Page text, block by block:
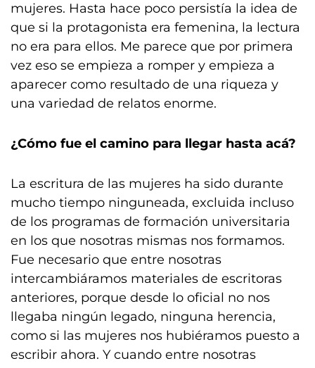
mujeres. Hasta hace poco persistía la idea de
que si la protagonista era femenina, la lectura
no era para ellos. Me parece que por primera
vez eso se empieza a romper y empieza a
aparecer como resultado de una riqueza y
una variedad de relatos enorme.
¿Cómo fue el camino para llegar hasta acá?
La escritura de las mujeres ha sido durante
mucho tiempo ninguneada, excluida incluso
de los programas de formación universitaria
en los que nosotras mismas nos formamos.
Fue necesario que entre nosotras
intercambiáramos materiales de escritoras
anteriores, porque desde lo oficial no nos
llegaba ningún legado, ninguna herencia,
como si las mujeres nos hubiéramos puesto a
escribir ahora. Y cuando entre nosotras